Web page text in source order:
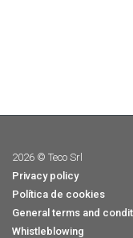
2026 © Teco Srl
Privacy policy
Política de cookies
General terms and
Whistleblowing